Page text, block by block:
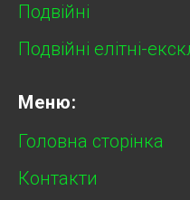
Подвійні
Подвійні елітні-
Меню:
Головна сторінка
Контакти